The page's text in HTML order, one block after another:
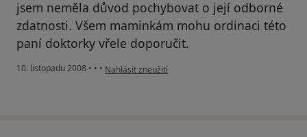
jsem neměla důvod pochybovat o její odborné
zdatnosti. Všem maminkám mohu ordinaci této
paní doktorky vřele doporučit.
10. listopadu 2008 • • • podle názoru uživatele D. Adamová
Nahlásit zneužití